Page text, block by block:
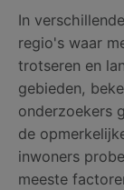
In
regio's waar
trotseren en
gebieden,
onderzoekers
de
inwoners
meeste